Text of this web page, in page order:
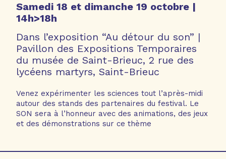
Samedi 18 et dimanche 19 octobre |
14h>18h
Dans l’exposition “Au détour du son” |
Pavillon des Expositions Temporaires
du musée de Saint-Brieuc, 2 rue des
lycéens martyrs, Saint-Brieuc
Venez expérimenter les sciences tout l’après-midi
autour des stands des partenaires du festival. Le
SON sera à l’honneur avec des animations, des jeux
et des démonstrations sur ce thème